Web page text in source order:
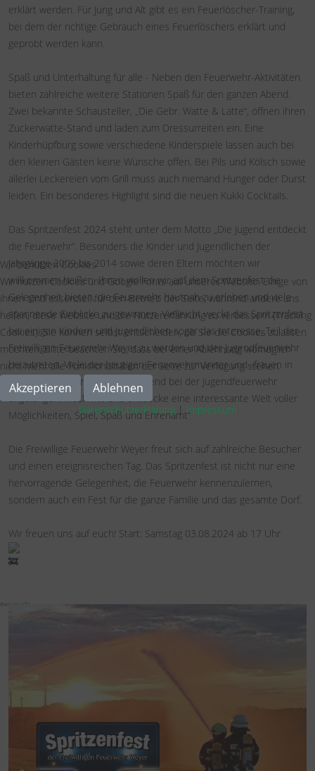
#weyer_eifel
erklärt werden. Für Jung und Alt gibt es ein Feuerlöscher-Training,
bei dem der richtige Gebrauch eines Feuerlöschers erklärt und
geprobt werden kann.
Spaß und Unterhaltung für alle - Neben den Feuerwehr-Aktivitäten
bieten zahlreiche weitere Stationen Spaß für den ganzen Abend.
Zwei bekannte Schausteller, „Die Gebr. Watte & Latte“, öffnen ihren
Zuckerwatte-Stand und laden zum Dressurreiten ein. Eine
Kinderhüpfburg sowie verschiedene Kinderspiele lassen auch bei
den kleinen Gästen keine Wünsche offen. Bei Pils und Kölsch sowie
allerlei Leckereien vom Grill muss auch niemand Hunger oder Durst
leiden. Ein besonderes Highlight sind die neuen Kukki Cocktails.
Das Spritzenfest 2024 steht unter dem Motto „Die Jugend entdeckt
die Feuerwehr“. Besonders die Kinder und Jugendlichen der
Jahrgänge 2009 bis 2014 sowie deren Eltern möchten wir
willkommen heißen. Ihnen wollen wir auf dem Spritzenfest die
Gelegenheit bieten, die Feuerwehr hautnah zu erleben und viele
spannende Einblicke zu gewinnen. Vielleicht weckt das Spritzenfest
bei einigen Kindern und Jugendlichen sogar das Interesse, Teil der
Freiwilligen Feuerwehr Weyer zu werden und der Jugendfeuerwehr
beizutreten. Viele der heutigen Feuerwehrmänner und -frauen in
Weyer haben bereits in ihrer Jugend bei der Jugendfeuerwehr
angefangen. Mach mit und entdecke eine interessante Welt voller
Möglichkeiten, Spiel, Spaß und Ehrenamt“
Die Freiwillige Feuerwehr Weyer freut sich auf zahlreiche Besucher
und einen ereignisreichen Tag. Das Spritzenfest ist nicht nur eine
hervorragende Gelegenheit, die Feuerwehr kennenzulernen,
sondern auch ein Fest für die ganze Familie und das gesamte Dorf.
Wir freuen uns auf euch! Start: Samstag 03.08.2024 ab 17 Uhr
Wir benutzen Cookies
Wir nutzen Cookies und Google Fonts auf unserer Website. Einige von
ihnen sind essenziell für den Betrieb der Seite, während andere uns
helfen, diese Website und die Nutzererfahrung zu verbessern (Tracking
Cookies). Sie können selbst entscheiden, ob Sie die Cookies zulassen
möchten. Bitte beachten Sie, dass bei einer Ablehnung womöglich
nicht mehr alle Funktionalitäten der Seite zur Verfügung stehen.
Akzeptieren Ablehnen
Datenschutzerklärung |Impressum